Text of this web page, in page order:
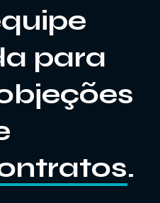
para
.